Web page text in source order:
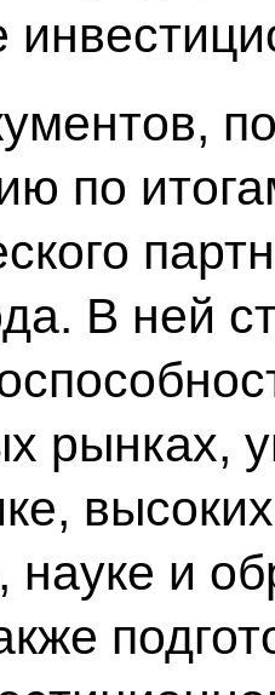
по
В ней
рынках,
науке и